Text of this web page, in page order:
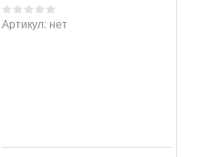
Артикул:нет